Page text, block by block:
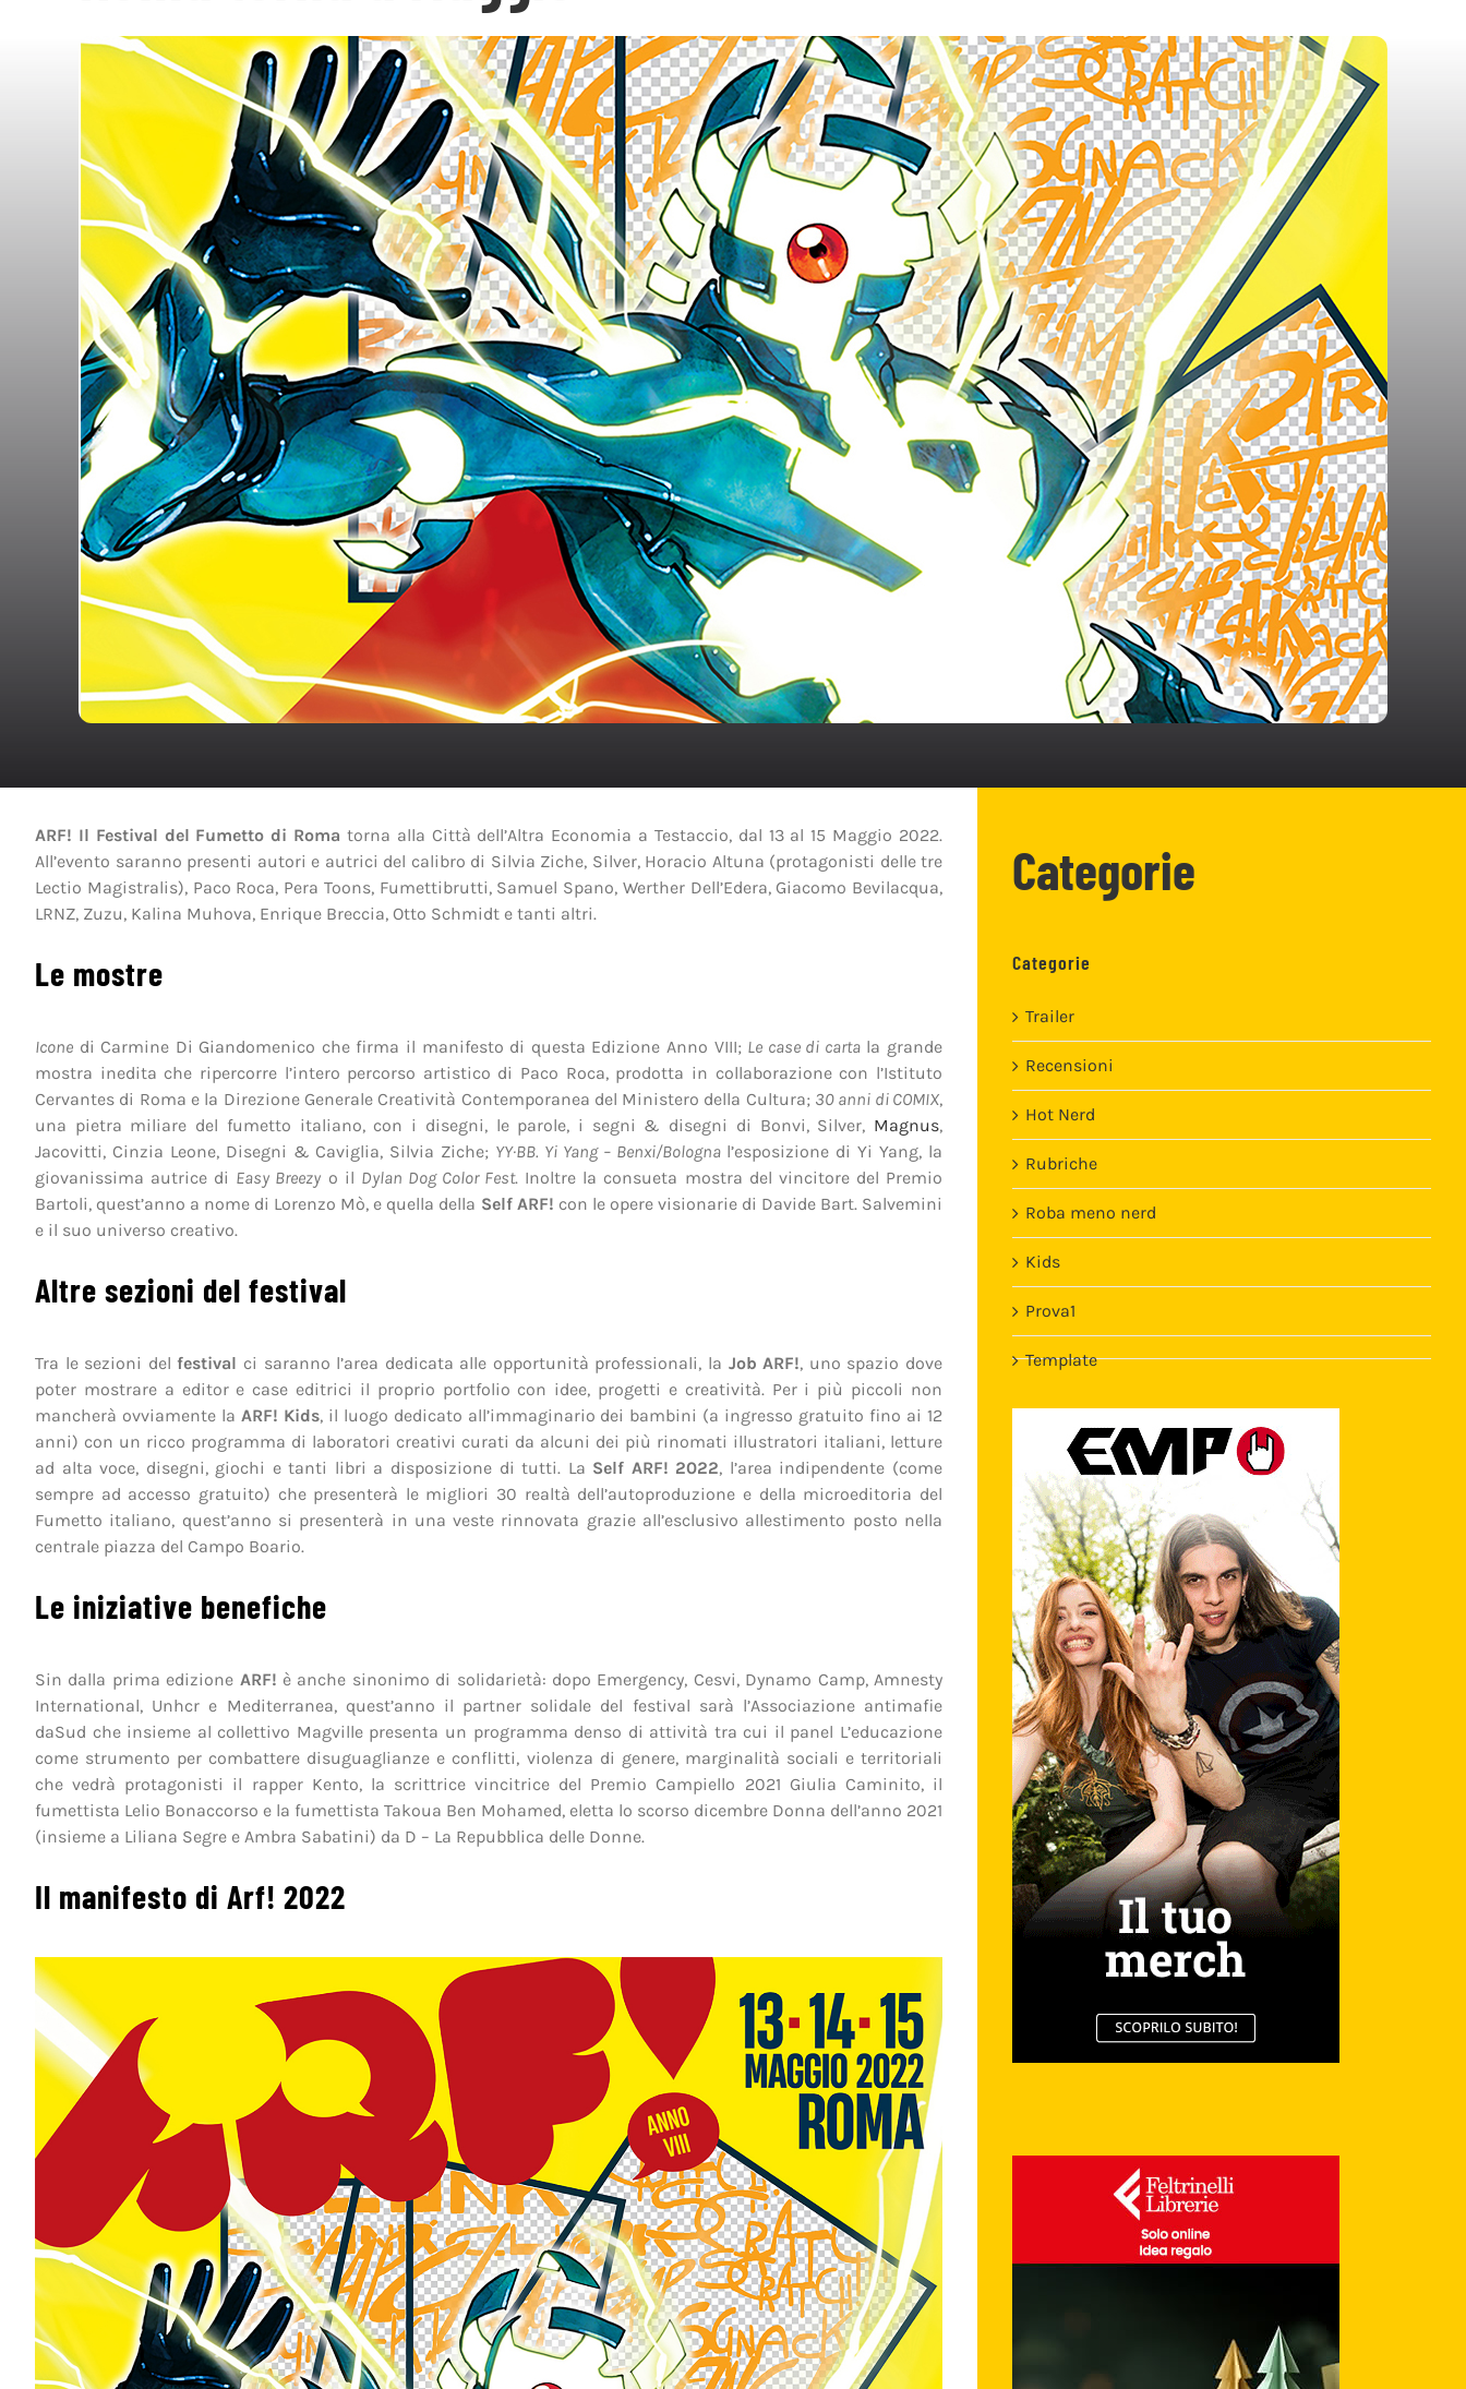
ARF! Il Festival del Fumetto di Roma torna alla Città dell’Altra Economia a Testaccio, dal 13 al 15 Maggio 2022.
All’evento saranno presenti autori e autrici del calibro di Silvia Ziche, Silver, Horacio Altuna (protagonisti delle tre
Lectio Magistralis), Paco Roca, Pera Toons, Fumettibrutti, Samuel Spano, Werther Dell’Edera, Giacomo Bevilacqua,
LRNZ, Zuzu, Kalina Muhova, Enrique Breccia, Otto Schmidt e tanti altri.
Le mostre
Icone di Carmine Di Giandomenico che firma il manifesto di questa Edizione Anno VIII; Le case di cartala grande
mostra inedita che ripercorre l’intero percorso artistico di Paco Roca, prodotta in collaborazione con l’Istituto
Cervantes di Roma e la Direzione Generale Creatività Contemporanea del Ministero della Cultura; 30 anni di COMIX,
una pietra miliare del fumetto italiano, con i disegni, le parole, i segni & disegni di Bonvi, Silver, Magnus,
Jacovitti, Cinzia Leone, Disegni & Caviglia, Silvia Ziche; YY·BB. Yi Yang – Benxi/Bolognal’esposizione di Yi Yang, la
giovanissima autrice di Easy Breezy o il Dylan Dog Color Fest. Inoltre la consueta mostra del vincitore del Premio
Bartoli, quest’anno a nome di Lorenzo Mò, e quella della Self ARF! con le opere visionarie di Davide Bart. Salvemini
e il suo universo creativo.
Altre sezioni del festival
Tra le sezioni del festival ci saranno l’area dedicata alle opportunità professionali, la Job ARF!, uno spazio dove
poter mostrare a editor e case editrici il proprio portfolio con idee, progetti e creatività. Per i più piccoli non
mancherà ovviamente la ARF! Kids, il luogo dedicato all’immaginario dei bambini (a ingresso gratuito fino ai 12
anni) con un ricco programma di laboratori creativi curati da alcuni dei più rinomati illustratori italiani, letture
ad alta voce, disegni, giochi e tanti libri a disposizione di tutti. La Self ARF! 2022, l’area indipendente (come
sempre ad accesso gratuito) che presenterà le migliori 30 realtà dell’autoproduzione e della microeditoria del
Fumetto italiano, quest’anno si presenterà in una veste rinnovata grazie all’esclusivo allestimento posto nella
centrale piazza del Campo Boario.
Le iniziative benefiche
Sin dalla prima edizione ARF! è anche sinonimo di solidarietà: dopo Emergency, Cesvi, Dynamo Camp, Amnesty
International, Unhcr e Mediterranea, quest’anno il partner solidale del festival sarà l’Associazione antimafie
daSud che insieme al collettivo Magville presenta un programma denso di attività tra cui il panel L’educazione
come strumento per combattere disuguaglianze e conflitti, violenza di genere, marginalità sociali e territoriali
che vedrà protagonisti il rapper Kento, la scrittrice vincitrice del Premio Campiello 2021 Giulia Caminito, il
fumettista Lelio Bonaccorso e la fumettista Takoua Ben Mohamed, eletta lo scorso dicembre Donna dell’anno 2021
(insieme a Liliana Segre e Ambra Sabatini) da D – La Repubblica delle Donne.
Il manifesto di Arf! 2022
Categorie
Categorie
Trailer
Recensioni
Hot Nerd
Rubriche
Roba meno nerd
Kids
Prova1
Template